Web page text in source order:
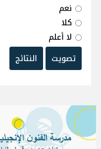
نعم
كلا
لا أعلم
تصويت
النتائج